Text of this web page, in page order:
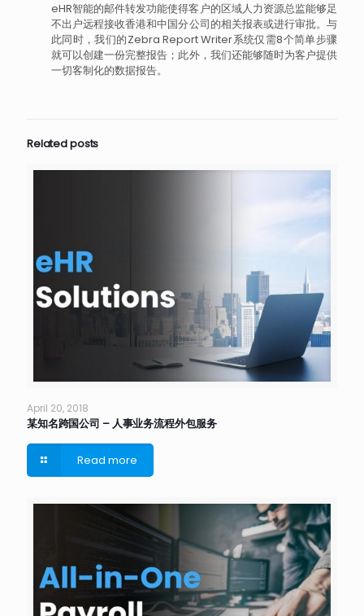
eHR智能的邮件转发功能使得客户的区域人力资源总监能够足
不出户远程接收香港和中国分公司的相关报表或进行审批。与
此同时，我们的Zebra Report Writer系统仅需8个简单步骤
就可以创建一份完整报告；此外，我们还能够随时为客户提供
一切客制化的数据报告。
Related posts
April 20, 2018
某知名跨国公司 – 人事业务流程外包服务
Read more